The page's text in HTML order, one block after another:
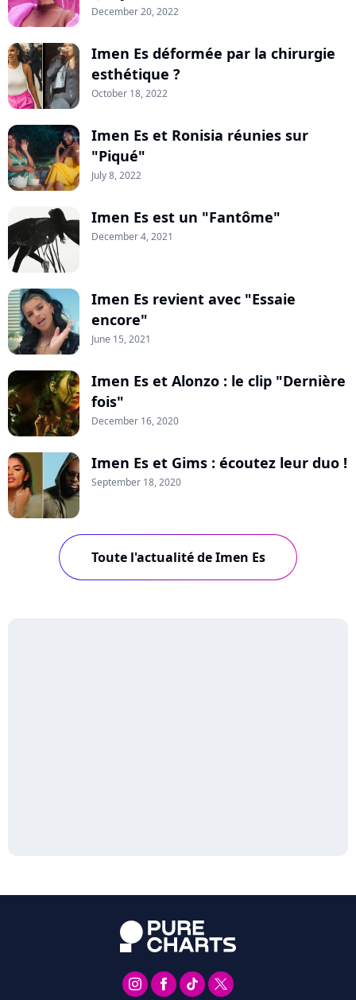
December 20, 2022
Imen Es déformée par la chirurgie
esthétique ?
October 18, 2022
Imen Es et Ronisia réunies sur
"Piqué"
July 8, 2022
Imen Es est un "Fantôme"
December 4, 2021
Imen Es revient avec "Essaie
encore"
June 15, 2021
Imen Es et Alonzo : le clip "Dernière
fois"
December 16, 2020
Imen Es et Gims : écoutez leur duo !
September 18, 2020
Toute l'actualité de Imen Es